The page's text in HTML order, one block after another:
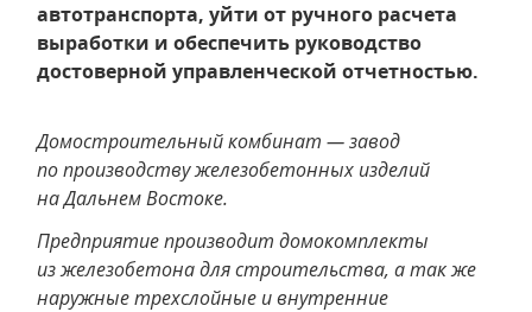
автотранспорта, уйти от ручного расчета
выработки и обеспечить руководство
достоверной управленческой отчетностью.
Домостроительный комбинат — завод
по производству железобетонных изделий
на Дальнем Востоке.
Предприятие производит домокомплекты
из железобетона для строительства, а так же
наружные трехслойные и внутренние